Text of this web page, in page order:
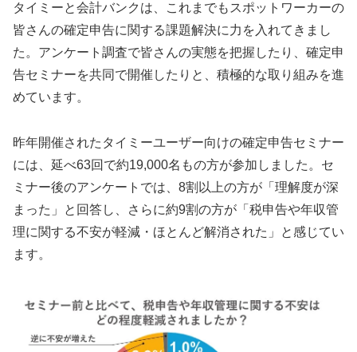
タイミーと会計バンクは、これまでもスポットワーカーの
皆さんの確定申告に関する課題解決に力を入れてきまし
た。アンケート調査で皆さんの実態を把握したり、確定申
告セミナーを共同で開催したりと、積極的な取り組みを進
めています。
昨年開催されたタイミーユーザー向けの確定申告セミナー
には、延べ63回で約19,000名もの方が参加しました。セ
ミナー後のアンケートでは、8割以上の方が「理解度が深
まった」と回答し、さらに約9割の方が「税申告や年収管
理に関する不安が軽減・ほとんど解消された」と感じてい
ます。